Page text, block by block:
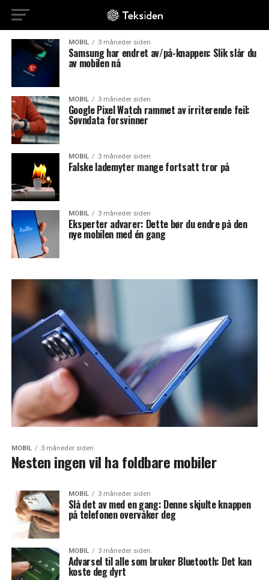
MOBIL 3 måneder siden
Samsung har endret av/på-knappen: Slik slår du
av mobilen nå
MOBIL 3 måneder siden
Google Pixel Watch rammet av irriterende feil:
Søvndata forsvinner
MOBIL 3 måneder siden
Falske lademyter mange fortsatt tror på
MOBIL 3 måneder siden
Eksperter advarer: Dette bør du endre på den
nye mobilen med én gang
MOBIL 3 måneder siden
Nesten ingen vil ha foldbare mobiler
MOBIL 3 måneder siden
Slå det av med en gang: Denne skjulte knappen
på telefonen overvåker deg
MOBIL 3 måneder siden
Advarsel til alle som bruker Bluetooth: Det kan
koste deg dyrt